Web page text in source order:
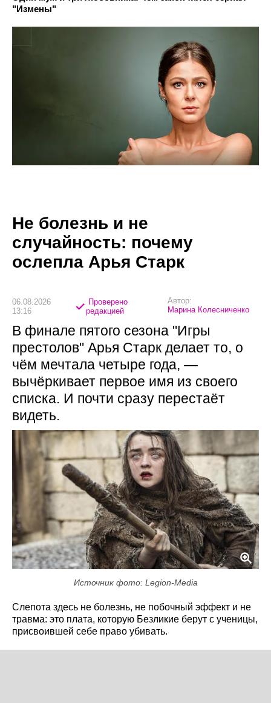
"Измены"
Не болезнь и не
случайность: почему
ослепла Арья Старк
06.08.2026
13:16
Проверено
редакцией
Автор:
Марина Колесниченко
В финале пятого сезона "Игры
престолов" Арья Старк делает то, о
чём мечтала четыре года, —
вычёркивает первое имя из своего
списка. И почти сразу перестаёт
видеть.
Источник фото: Legion-Media
Слепота здесь не болезнь, не побочный эффект и не
травма: это плата, которую Безликие берут с ученицы,
присвоившей себе право убивать.